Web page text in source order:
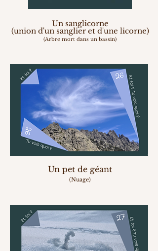
Un sanglicorne
(union d'un sanglier et d'une licorne)
(Arbre mort dans un bassin)
Un pet de géant
(Nuage)